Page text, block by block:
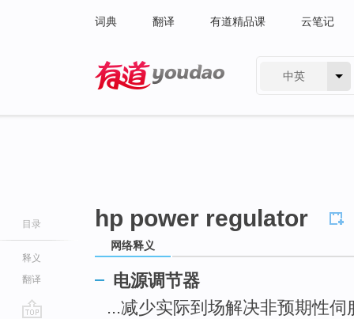
词典 翻译 有道精品课 云笔记
中英
目录
释义
翻译
hp power regulator
网络释义
电源调节器
...减少实际到场解决非预期性